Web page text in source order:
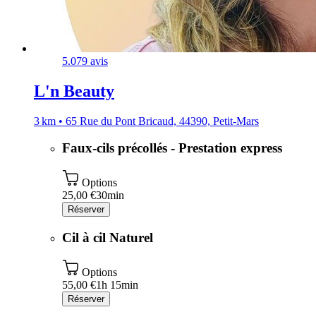
5.079 avis
L'n Beauty
3 km • 65 Rue du Pont Bricaud, 44390, Petit-Mars
Faux-cils précollés - Prestation express
Options
25,00 €30min
Réserver
Cil à cil Naturel
Options
55,00 €1h 15min
Réserver